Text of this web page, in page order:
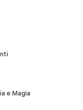
e Magia